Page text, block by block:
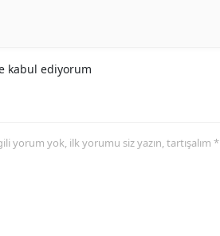
kabul ediyorum
yorum yok, ilk yorumu siz yazın, tartışalım *